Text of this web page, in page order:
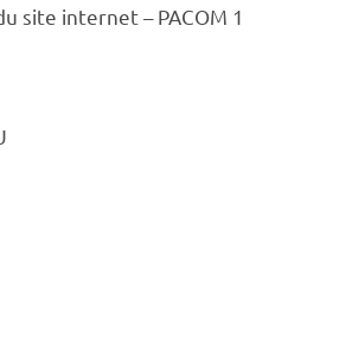
site internet – PACOM 1